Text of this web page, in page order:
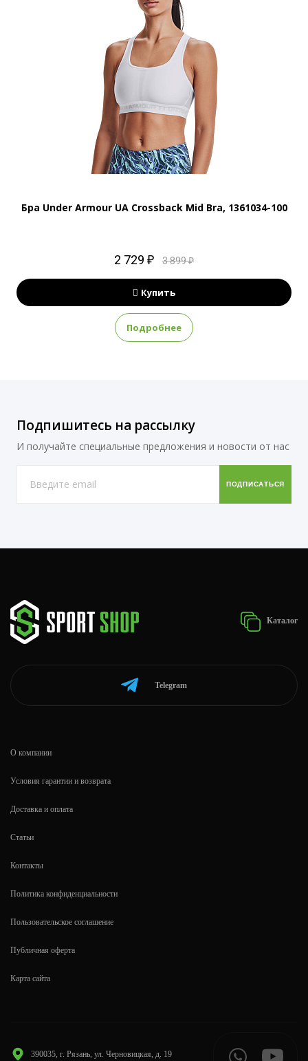
Бра Under Armour UA Crossback Mid Bra, 1361034-100
2 729 ₽ 3 899 ₽
Купить
Подробнее
Подпишитесь на рассылку
И получайте специальные предложения и новости от нас
Каталог
Telegram
390035, г. Рязань, ул. Черновицкая, д. 19
О компании
Условия гарантии и возврата
Доставка и оплата
Статьи
Контакты
Политика конфиденциальности
Пользовательское соглашение
Публичная оферта
Карта сайта